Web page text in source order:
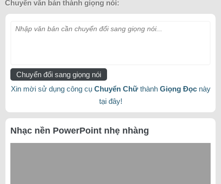
Chuyển văn bản thành giọng nói:
Nhập văn bản cần chuyển đổi sang giọng nói...
Chuyển đổi sang giọng nói
Xin mời sử dụng công cụ Chuyển Chữthành Giọng Đọcnày
tại đây!
Nhạc nền PowerPoint nhẹ nhàng